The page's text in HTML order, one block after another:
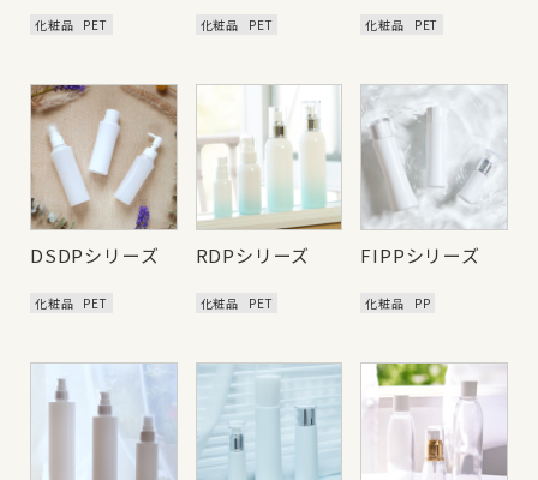
化粧品 PET 化粧品 PET 化粧品 PET
DSDPシリーズ
化粧品 PET
RDPシリーズ
化粧品 PET
FIPPシリーズ
化粧品 PP